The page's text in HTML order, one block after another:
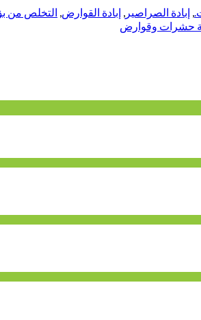
إبادة الصراصير إبادة القوارض التخلص من
حشرات وقوارض